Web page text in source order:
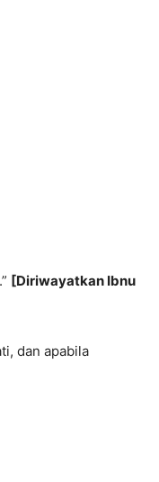
[Diriwayatkan Ibnu
dan apabila